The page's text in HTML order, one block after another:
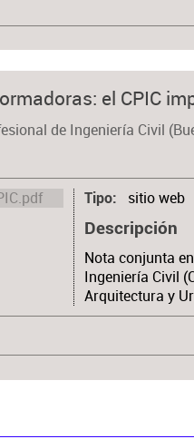
el CPIC
de Ingeniería Civil
Tipo sitio web
Descripción
Nota conjunta
Ingeniería Civil
Arquitectura y